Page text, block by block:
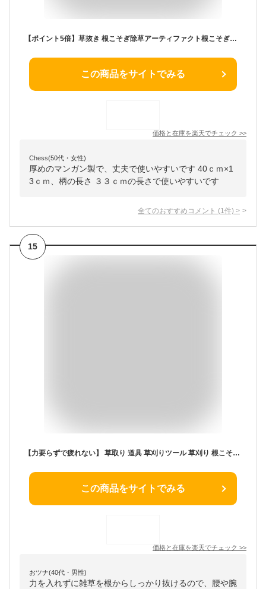
【ポイント5倍】草抜き 根こそぎ除草アーティファクト根こそぎ除草ツール草取り 小型除草プーラー菜園鍬 ステンレス製 草削鍬 手動草抜き コンパクト ガーデン 熊手 園芸用 農機具 草抜き器具 除草工具 除草工具 ガーデンツール 家庭菜園 芝生 庭 農場
この商品をサイトでみる
価格と在庫を楽天でチェック >>
Chess(50代・女性)
厚めのマンガン製で、丈夫で使いやすいです 40ｃｍ×1
3ｃｍ、柄の長さ ３３ｃｍの長さで使いやすいです
全てのおすすめコメント (1 件) >
15
【力要らずで疲れない】 草取り 道具 草刈りツール 草刈り 根こそぎ レーキ 草抜き 道具 鎌 鍬 器具 根っこ 雑草抜き 雑草取り 草むしり 雑草 草 ざっそう くさ 畑 除草 畑 くさかり 庭 掃除 清掃 駐車場 家庭菜園 ガーデニング 花壇 耕運 耕うん 器 農業 園芸 園芸用品
この商品をサイトでみる
価格と在庫を楽天でチェック >>
おツナ(40代・男性)
力を入れずに雑草を根からしっかり抜けるので、腰や腕